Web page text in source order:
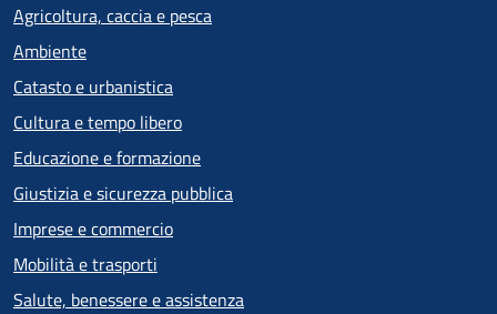
Agricoltura, caccia e pesca
Ambiente
Catasto e urbanistica
Cultura e tempo libero
Educazione e formazione
Giustizia e sicurezza pubblica
Imprese e commercio
Mobilità e trasporti
Salute, benessere e assistenza